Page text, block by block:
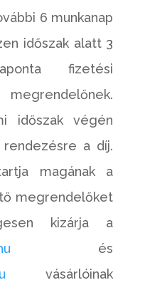
6 munkanap
időszak alatt 3
fizetési
időszak végén
a díj.
magának a
megrendelőket
kizárja a
és
vásárlóinak